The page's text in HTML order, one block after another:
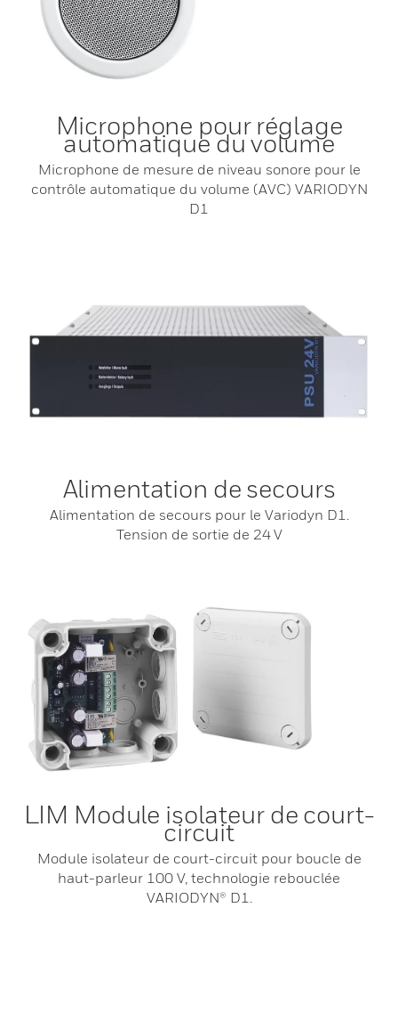
Microphone pour réglage
automatique du volume
Microphone de mesure de niveau sonore pour le
contrôle automatique du volume (AVC) VARIODYN
D1
Alimentation de secours
Alimentation de secours pour le Variodyn D1.
Tension de sortie de 24 V
LIM Module isolateur de court-
circuit
Module isolateur de court-circuit pour boucle de
haut-parleur 100 V, technologie rebouclée
VARIODYN® D1.